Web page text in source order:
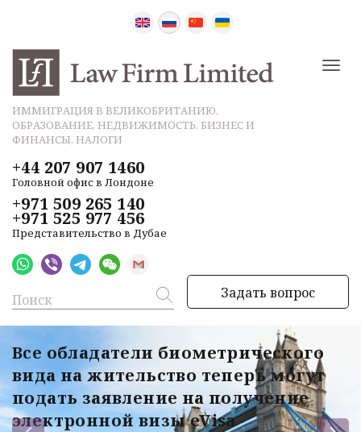
ИММИГРАЦИЯ В ВЕЛИКОБРИТАНИЮ,
ОБРАЗОВАНИЕ, НЕДВИЖИМОСТЬ, БИЗНЕС И
ФИНАНСЫ, НАЛОГИ
+44 207 907 1460
Головной офис в Лондоне
+971 509 265 140
+971 525 977 456
Представительство в Дубае
Задать вопрос
Все обладатели биометрического
вида на жительство теперь могут
подать заявление на получение
электронной визы eVisa